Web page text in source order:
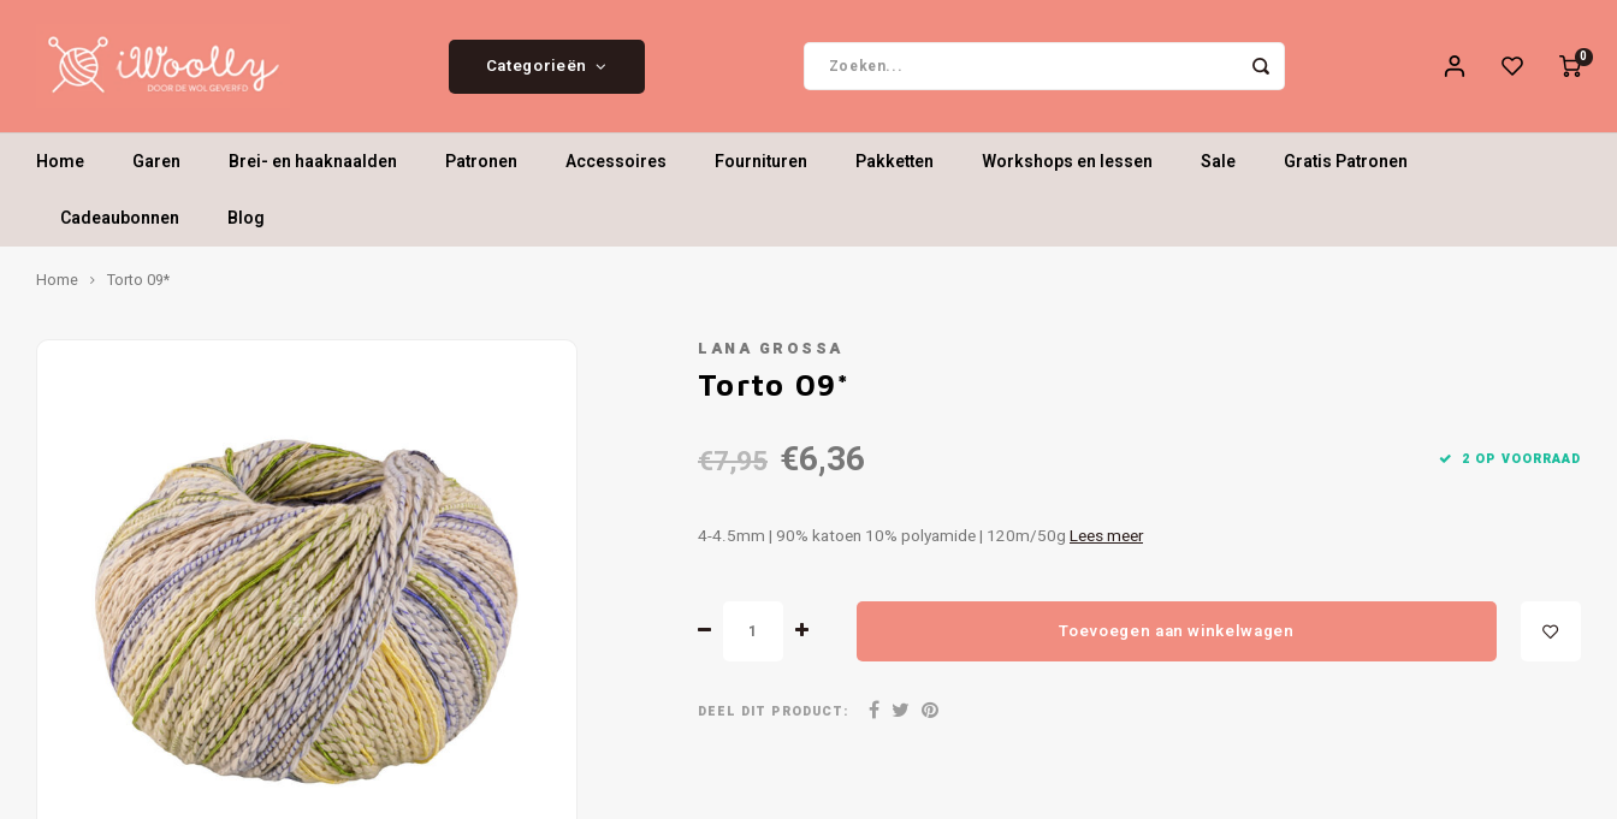
Categorieën 0
Home Garen Brei- en haaknaalden Patronen Accessoires Fournituren Pakketten Workshops en lessen Sale Gratis Patronen
Cadeaubonnen Blog
Home Torto 09*
LANA GROSSA
Torto 09*
€7,95 €6,36 2 OP VOORRAAD
4-4.5mm | 90% katoen 10% polyamide | 120m/50g Lees meer
Toevoegen aan winkelwagen
DEEL DIT PRODUCT: